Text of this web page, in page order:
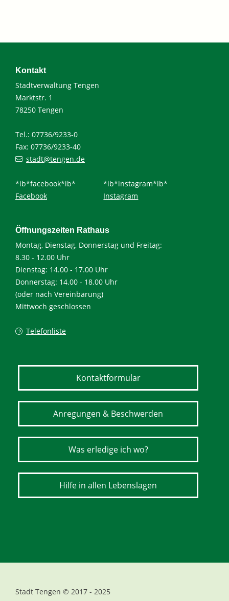
Kontakt
Stadtverwaltung Tengen
Marktstr. 1
78250 Tengen
Tel.: 07736/9233-0
Fax: 07736/9233-40
stadt@tengen.de
*ib*facebook*ib*
Facebook
*ib*instagram*ib*
Instagram
Öffnungszeiten Rathaus
Montag, Dienstag, Donnerstag und Freitag:
8.30 - 12.00 Uhr
Dienstag: 14.00 - 17.00 Uhr
Donnerstag: 14.00 - 18.00 Uhr
(oder nach Vereinbarung)
Mittwoch geschlossen
Telefonliste
Kontaktformular
Anregungen & Beschwerden
Was erledige ich wo?
Hilfe in allen Lebenslagen
Stadt Tengen © 2017 - 2025